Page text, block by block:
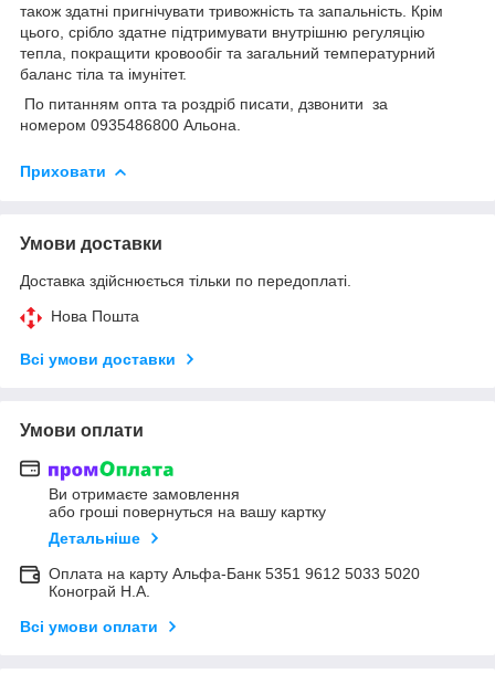
також здатні пригнічувати тривожність та запальність. Крім
цього, срібло здатне підтримувати внутрішню регуляцію
тепла, покращити кровообіг та загальний температурний
баланс тіла та імунітет.
По питанням опта та роздріб писати, дзвонити за
номером 0935486800 Альона.
Приховати
Умови доставки
Доставка здійснюється тільки по передоплаті.
Нова Пошта
Всі умови доставки
Умови оплати
Ви отримаєте замовлення
або гроші повернуться на вашу картку
Детальніше
Оплата на карту Альфа-Банк 5351 9612 5033 5020
Конограй Н.А.
Всі умови оплати